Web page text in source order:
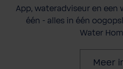
App, wateradviseur en een
één - alles in één
Water
Meer